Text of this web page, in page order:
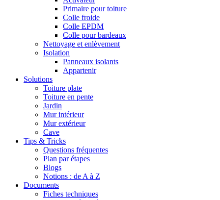
Primaire pour toiture
Colle froide
Colle EPDM
Colle pour bardeaux
Nettoyage et enlèvement
Isolation
Panneaux isolants
Appartenir
Solutions
Toiture plate
Toiture en pente
Jardin
Mur intérieur
Mur extérieur
Cave
Tips & Tricks
Questions fréquentes
Plan par étapes
Blogs
Notions : de A à Z
Documents
Fiches techniques